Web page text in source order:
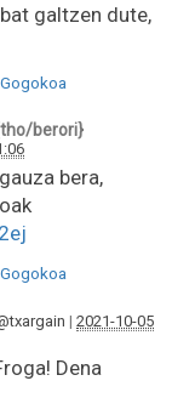
galtzen dute,
Gogokoa
berori}
bera,
Gogokoa
| 2021-10-05
Dena